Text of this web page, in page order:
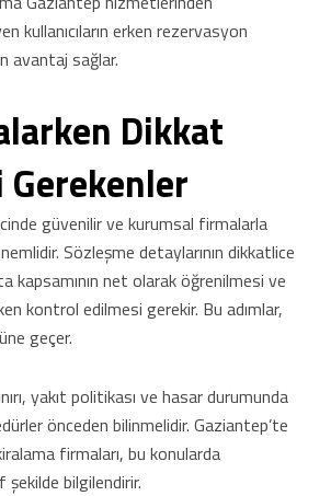
kullanıcıların erken rezervasyon
avantaj sağlar.
Dikkat
güvenilir ve kurumsal firmalarla
Sözleşme detaylarının dikkatlice
kapsamının net olarak öğrenilmesi ve
kontrol edilmesi gerekir. Bu adımlar,
geçer.
yakıt politikası ve hasar durumunda
önceden bilinmelidir. Gaziantep’te
firmaları, bu konularda
şekilde bilgilendirir.